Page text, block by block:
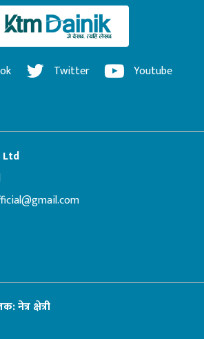
Twitter Youtube
Ltd
नेत्र क्षेत्री